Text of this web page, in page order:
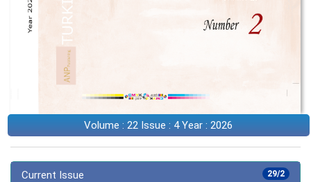
Volume : 22 Issue : 4 Year : 2026
29/2
Current Issue